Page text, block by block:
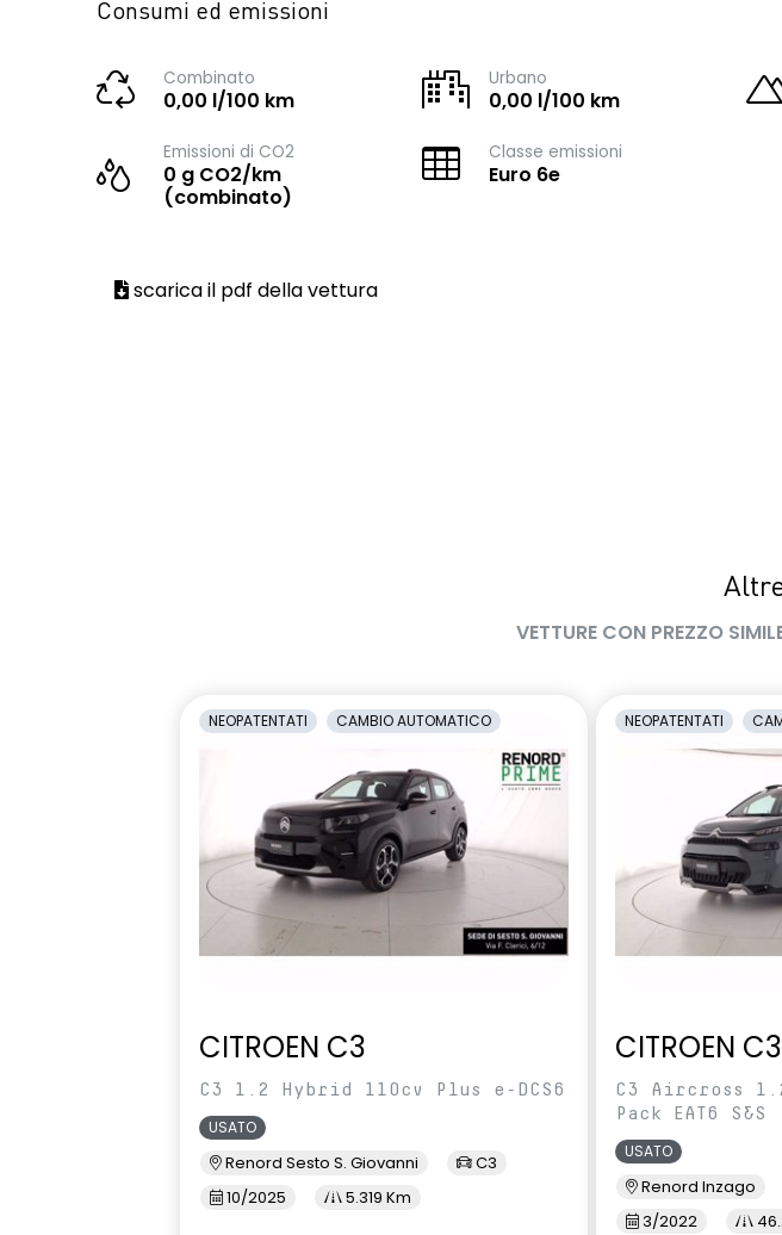
Consumi ed emissioni
Combinato
0,00 l/100 km
Urbano
0,00 l/100 km
Emissioni di CO2
0 g CO2/km
(combinato)
Classe emissioni
Euro 6e
scarica il pdf della vettura
VETTURE CON PREZZO
NEOPATENTATI CAMBIO AUTOMATICO
CITROEN C3
C3 1.2 Hybrid 110cv Plus e-DCS6
USATO
Renord Sesto S. Giovanni
C3
10/2025
5.319 Km
NEOPATENTATI
CITROEN
C3 Aircross
Pack EAT6 S&S
USATO
Renord Inzago
3/2022